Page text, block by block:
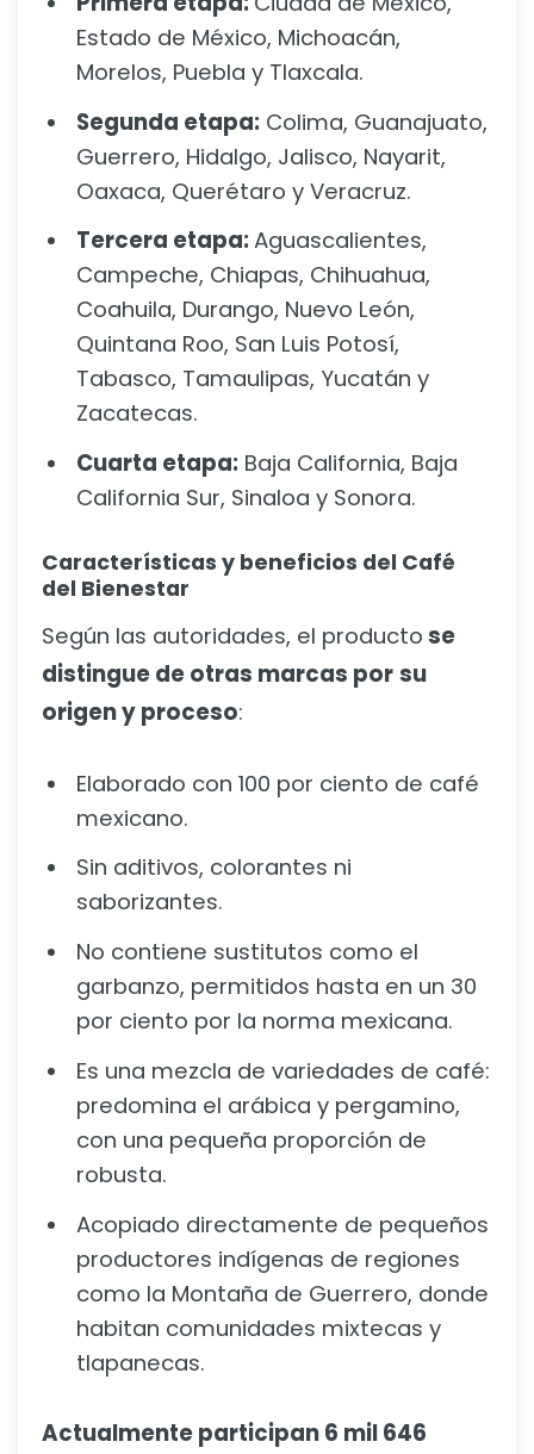
Estado de México, Michoacán,
Morelos, Puebla y Tlaxcala.
Segunda etapa: Colima, Guanajuato,
Guerrero, Hidalgo, Jalisco, Nayarit,
Oaxaca, Querétaro y Veracruz.
Tercera etapa:Aguascalientes,
Campeche, Chiapas, Chihuahua,
Coahuila, Durango, Nuevo León,
Quintana Roo, San Luis Potosí,
Tabasco, Tamaulipas, Yucatán y
Zacatecas.
Cuarta etapa: Baja California, Baja
California Sur, Sinaloa y Sonora.
Características y beneficios del Café
del Bienestar
Según las autoridades, el producto se
distingue de otras marcas por su
origen y proceso:
Elaborado con 100 por ciento de café
mexicano.
Sin aditivos, colorantes ni
saborizantes.
No contiene sustitutos como el
garbanzo, permitidos hasta en un 30
por ciento por la norma mexicana.
Es una mezcla de variedades de café:
predomina el arábica y pergamino,
con una pequeña proporción de
robusta.
Acopiado directamente de pequeños
productores indígenas de regiones
como la Montaña de Guerrero, donde
habitan comunidades mixtecas y
tlapanecas.
Actualmente participan 6 mil 646